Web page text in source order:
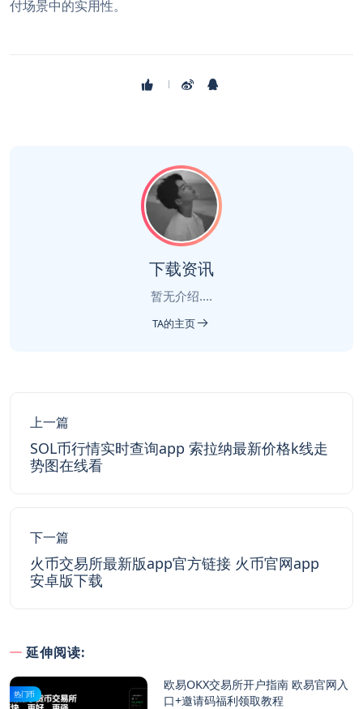
付场景中的实用性。
下载资讯
暂无介绍....
TA的主页
上一篇
SOL币行情实时查询app 索拉纳最新价格k线走
势图在线看
下一篇
火币交易所最新版app官方链接 火币官网app
安卓版下载
延伸阅读:
热门币
欧易OKX交易所开户指南 欧易官网入
口+邀请码福利领取教程